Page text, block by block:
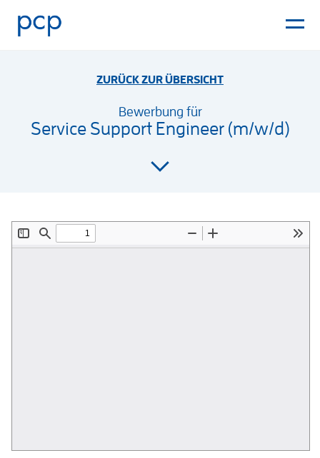
ZURÜCK ZUR ÜBERSICHT
Bewerbung für
Service Support Engineer (m/w/d)